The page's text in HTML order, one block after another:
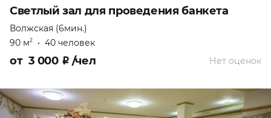
Светлый зал для проведения банкета
Волжская (6мин.)
90 м2 • 40 человек
Нет оценок
от 3 000 ₽ /чел